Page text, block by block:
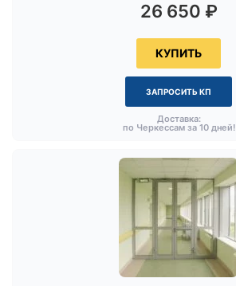
26 650 ₽
КУПИТЬ
ЗАПРОСИТЬ КП
Доставка:
по Черкессам за 10 дней!